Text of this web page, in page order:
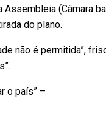
Assembleia (Câmara
do plano.
não é permitida”,
o país” –